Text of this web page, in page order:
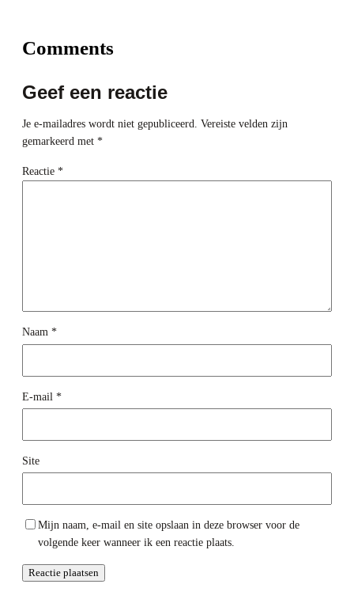
Comments
Geef een reactie
Je e-mailadres wordt niet gepubliceerd. Vereiste velden zijn
gemarkeerd met *
Reactie *
Naam *
E-mail *
Site
Mijn naam, e-mail en site opslaan in deze browser voor de
volgende keer wanneer ik een reactie plaats.